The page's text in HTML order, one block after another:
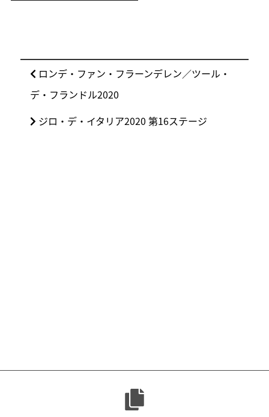
前
の
稿:
ロンデ・ファン・フラーンデレン／ツール・
デ・フランドル2020
次
ジロ・デ・イタリア2020 第16ステージ